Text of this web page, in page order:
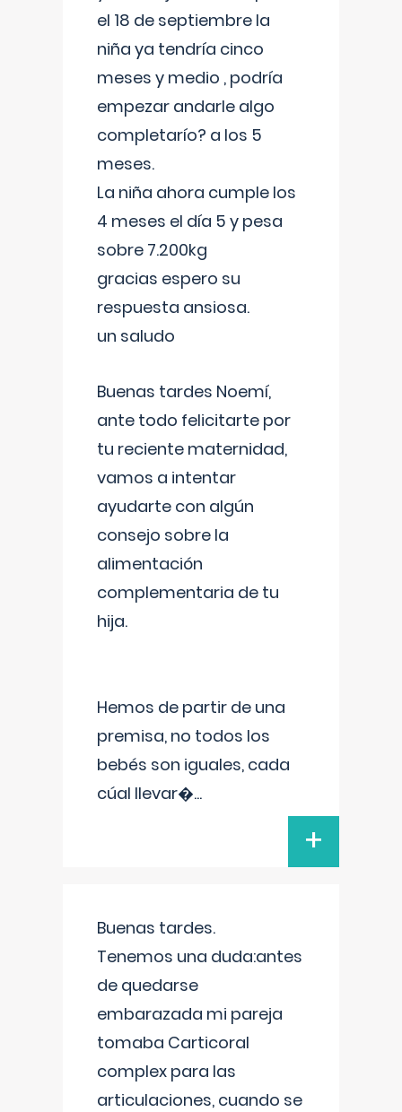
el 18 de septiembre la
niña ya tendría cinco
meses y medio , podría
empezar andarle algo
completarío? a los 5
meses.
La niña ahora cumple los
4 meses el día 5 y pesa
sobre 7.200kg
gracias espero su
respuesta ansiosa.
un saludo
Buenas tardes Noemí,
ante todo felicitarte por
tu reciente maternidad,
vamos a intentar
ayudarte con algún
consejo sobre la
alimentación
complementaria de tu
hija.
Hemos de partir de una
premisa, no todos los
bebés son iguales, cada
cúal llevar�...
+
Buenas tardes.
Tenemos una duda:antes
de quedarse
embarazada mi pareja
tomaba Carticoral
complex para las
articulaciones, cuando se